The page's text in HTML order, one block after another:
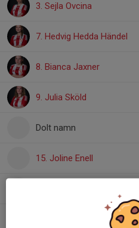
3. Sejla Ovcina
7. Hedvig Hedda Händel
8. Bianca Jaxner
9. Julia Sköld
Dolt namn
15. Joline Enell
19. Emélia Bello Johansson